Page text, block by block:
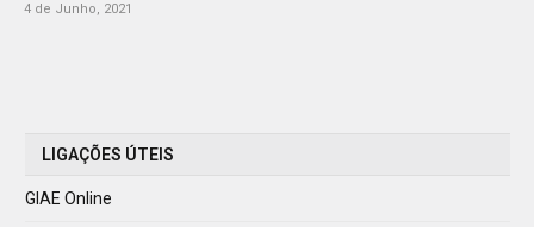
4 de Junho, 2021
LIGAÇÕES ÚTEIS
GIAE Online